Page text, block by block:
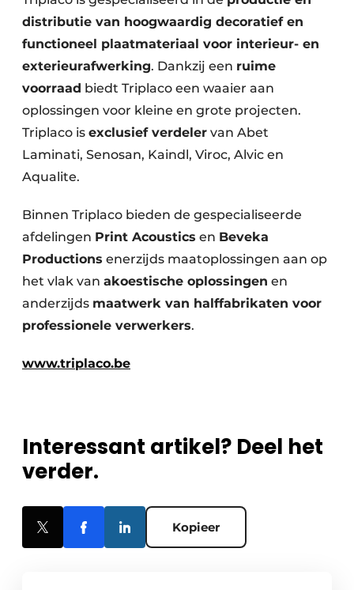
distributie van hoogwaardig decoratief en
functioneel plaatmateriaal voor interieur- en
exterieurafwerking. Dankzij een ruime
voorraad biedt Triplaco een waaier aan
oplossingen voor kleine en grote projecten.
Triplaco is exclusief verdeler van Abet
Laminati, Senosan, Kaindl, Viroc, Alvic en
Aqualite.
Binnen Triplaco bieden de gespecialiseerde
afdelingen Print Acoustics en Beveka
Productions enerzijds maatoplossingen aan op
het vlak van akoestische oplossingen en
anderzijds maatwerk van halffabrikaten voor
professionele verwerkers.
www.triplaco.be
Interessant artikel? Deel het
verder.
Kopieer